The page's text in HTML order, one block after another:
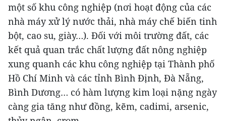
một số khu công nghiệp (nơi hoạt động của các
nhà máy xử lý nước thải, nhà máy chế biến tinh
bột, cao su, giày…). Đối với môi trường đất, các
kết quả quan trắc chất lượng đất nông nghiệp
xung quanh các khu công nghiệp tại Thành phố
Hồ Chí Minh và các tỉnh Bình Định, Đà Nẵng,
Bình Dương… có hàm lượng kim loại nặng ngày
càng gia tăng như đồng, kẽm, cadimi, arsenic,